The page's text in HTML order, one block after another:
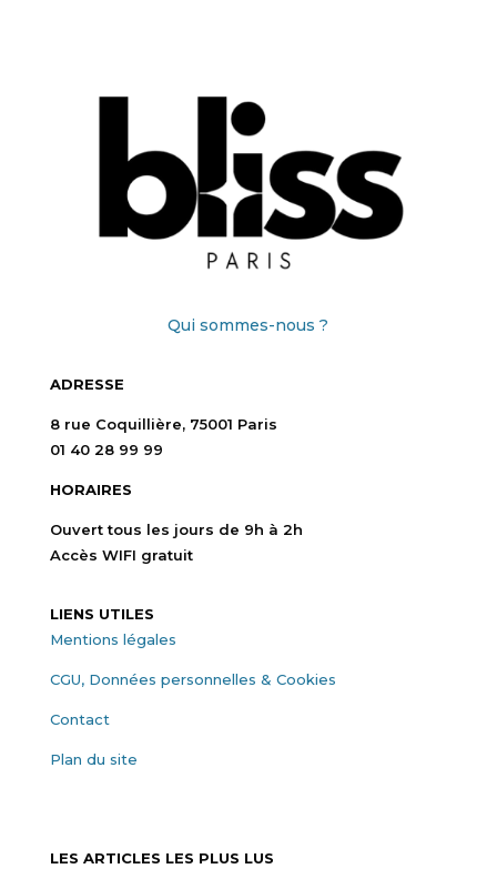
Qui sommes-nous ?
ADRESSE
8 rue Coquillière, 75001 Paris
01 40 28 99 99
HORAIRES
Ouvert tous les jours de 9h à 2h
Accès WIFI gratuit
LIENS UTILES
Mentions légales
CGU, Données personnelles & Cookies
Contact
Plan du site
LES ARTICLES LES PLUS LUS